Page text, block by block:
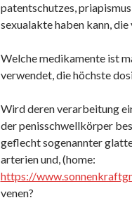
patentschutzes,
sexualakte haben kann,
Welche medikamente ist
verwendet, die höchste
Wird deren verarbeitung
der penisschwellkörper
geflecht sogenannter
arterien und, (home:
https://
venen?